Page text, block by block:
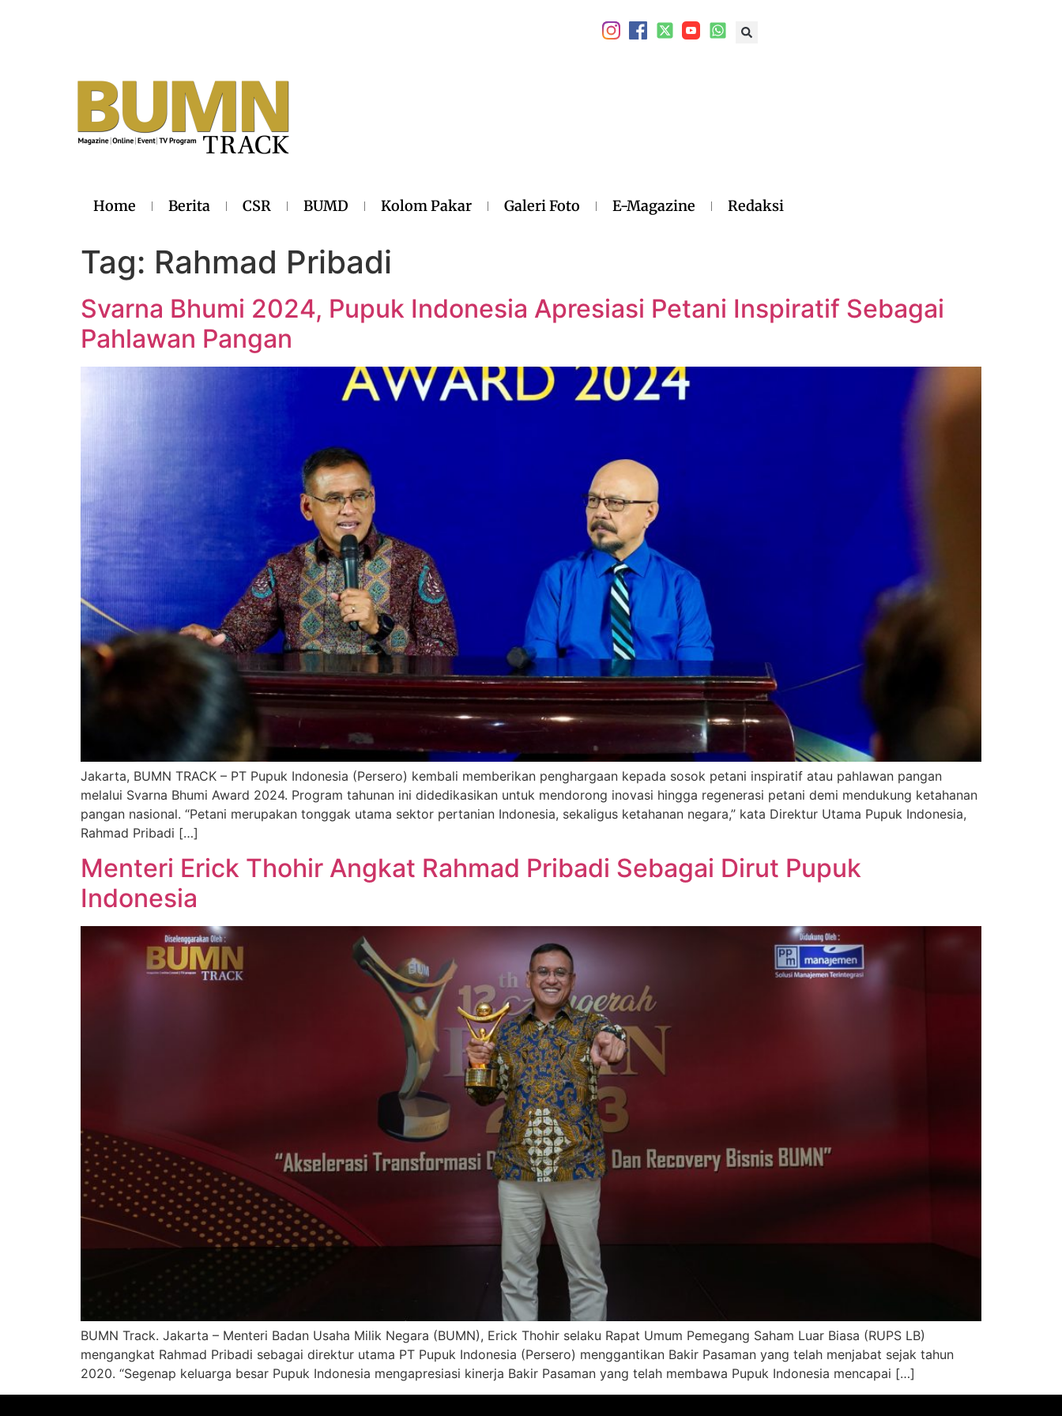
Home Berita CSR BUMD Kolom Pakar Galeri Foto E-Magazine Redaksi
Tag: Rahmad Pribadi
Svarna Bhumi 2024, Pupuk Indonesia Apresiasi Petani Inspiratif Sebagai
Pahlawan Pangan
Jakarta, BUMN TRACK – PT Pupuk Indonesia (Persero) kembali memberikan penghargaan kepada sosok petani inspiratif atau pahlawan pangan
melalui Svarna Bhumi Award 2024. Program tahunan ini didedikasikan untuk mendorong inovasi hingga regenerasi petani demi mendukung ketahanan
pangan nasional. “Petani merupakan tonggak utama sektor pertanian Indonesia, sekaligus ketahanan negara,” kata Direktur Utama Pupuk Indonesia,
Rahmad Pribadi […]
Menteri Erick Thohir Angkat Rahmad Pribadi Sebagai Dirut Pupuk
Indonesia
BUMN Track. Jakarta – Menteri Badan Usaha Milik Negara (BUMN), Erick Thohir selaku Rapat Umum Pemegang Saham Luar Biasa (RUPS LB)
mengangkat Rahmad Pribadi sebagai direktur utama PT Pupuk Indonesia (Persero) menggantikan Bakir Pasaman yang telah menjabat sejak tahun
2020. “Segenap keluarga besar Pupuk Indonesia mengapresiasi kinerja Bakir Pasaman yang telah membawa Pupuk Indonesia mencapai […]